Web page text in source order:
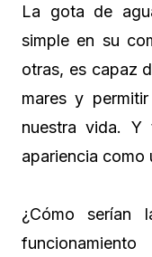
La gota de
simple en su
otras, es capaz
mares y
nuestra vida.
apariencia como
¿Cómo serían